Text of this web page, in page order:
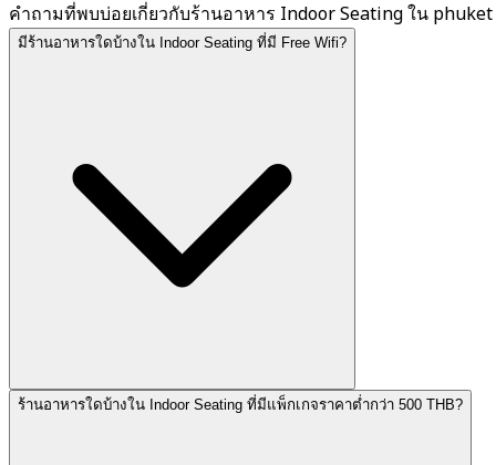
คำถามที่พบบ่อยเกี่ยวกับร้านอาหาร Indoor Seating ใน phuket
มีร้านอาหารใดบ้างใน Indoor Seating ที่มี Free Wifi?
ร้านอาหารใดบ้างใน Indoor Seating ที่มีแพ็กเกจราคาต่ำกว่า 500 THB?